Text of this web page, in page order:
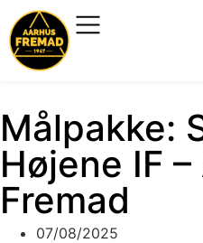
Målpakke:
Højene IF
Fremad
07/08/2025